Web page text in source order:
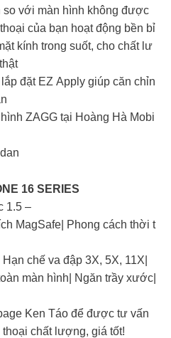
so với màn hình không được
của bạn hoạt động bền bỉ
kính trong suốt, cho chất lư
đặt EZ Apply giúp căn chỉn
ZAGG tại Hoàng Hà Mobi
16 SERIES
1.5 –
MagSafe| Phong cách thời t
chế va đập 3X, 5X, 11X|
màn hình| Ngăn trầy xước|
Ken Táo để được tư vấn
chất lượng, giá tốt!